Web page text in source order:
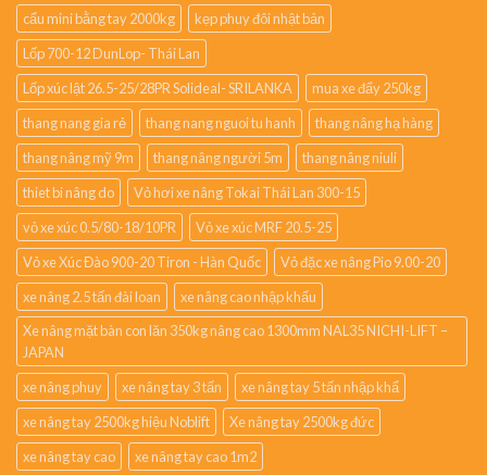
cẩu mini bằng tay 2000kg
kẹp phuy đôi nhật bản
Lốp 700-12 DunLop- Thái Lan
Lốp xúc lật 26.5-25/28PR Solideal- SRILANKA
mua xe đẩy 250kg
thang nang gia rẻ
thang nang nguoi tu hanh
thang nâng hạ hàng
thang nâng mỹ 9m
thang nâng người 5m
thang nâng niuli
thiet bi nâng do
Vỏ hơi xe nâng Tokai Thái Lan 300-15
vỏ xe xúc 0.5/80-18/10PR
Vỏ xe xúc MRF 20.5-25
Vỏ xe Xúc Đào 900-20 Tiron - Hàn Quốc
Vỏ đặc xe nâng Pio 9.00-20
xe nâng 2.5 tấn đài loan
xe nâng cao nhập khẩu
Xe nâng mặt bàn con lăn 350kg nâng cao 1300mm NAL35 NICHI-LIFT –
JAPAN
xe nâng phuy
xe nâng tay 3 tấn
xe nâng tay 5 tấn nhập khẩ
xe nâng tay 2500kg hiệu Noblift
Xe nâng tay 2500kg đức
xe nâng tay cao
xe nâng tay cao 1m2